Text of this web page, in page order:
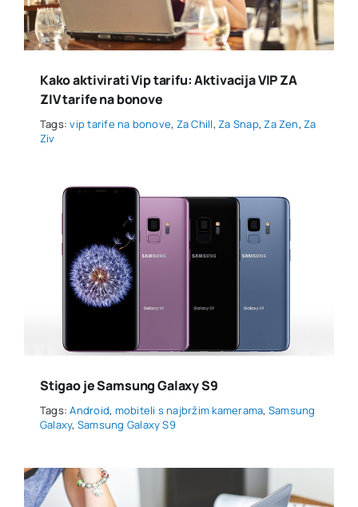
Kako aktivirati Vip tarifu: Aktivacija VIP ZA
ZIV tarife na bonove
Tags:vip tarife na bonove, Za Chill,Za Snap,Za Zen,Za
Ziv
Stigao je Samsung Galaxy S9
Tags:Android, mobiteli s najbržim kamerama, Samsung
Galaxy, Samsung Galaxy S9